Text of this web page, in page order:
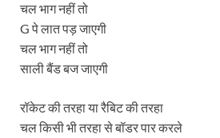
चल भाग नहीं तो
G पे लात पड़ जाएगी
चल भाग नहीं तो
साली बैंड बज जाएगी
रॉकेट की तरहा या रैबिट की तरहा
चल किसी भी तरहा से बॉडर पार करले